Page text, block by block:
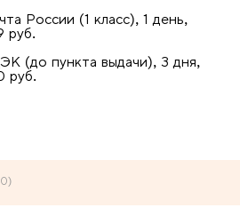
России (1 класс), 1 день,
руб.
(до пункта выдачи), 3 дня,
руб.